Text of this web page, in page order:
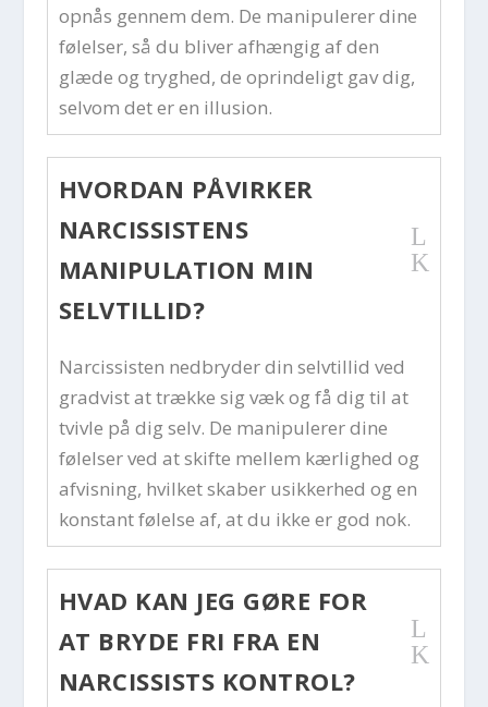
opnås gennem dem. De manipulerer dine
følelser, så du bliver afhængig af den
glæde og tryghed, de oprindeligt gav dig,
selvom det er en illusion.
HVORDAN PÅVIRKER
NARCISSISTENS
MANIPULATION MIN
SELVTILLID?
L
K
Narcissisten nedbryder din selvtillid ved
gradvist at trække sig væk og få dig til at
tvivle på dig selv. De manipulerer dine
følelser ved at skifte mellem kærlighed og
afvisning, hvilket skaber usikkerhed og en
konstant følelse af, at du ikke er god nok.
HVAD KAN JEG GØRE FOR
AT BRYDE FRI FRA EN
NARCISSISTS KONTROL?
L
K